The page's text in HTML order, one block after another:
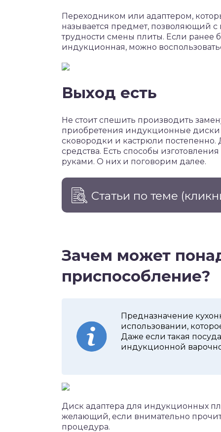
Переходником или адаптером,
называется предмет, позволяющий
трудности смены плиты. Если ранее
индукционная, можно
Выход есть
Не стоит спешить производить
приобретения индукционные диски
сковородки и кастрюли
средства. Есть способы
руками. О них и поговорим далее.
Статьи по теме
Зачем может
приспособление?
Предназначение
использовании,
Даже если такая
индукционной
Диск адаптера для индукционных
желающий, если внимательно
процедура.